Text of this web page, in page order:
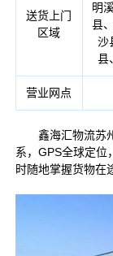
送货上门
区域
明
县
沙
县
营业网点
鑫海汇物流苏州
系，GPS全球定位
时随地掌握货物在